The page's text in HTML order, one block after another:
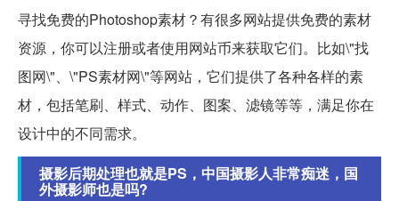
寻找免费的Photoshop素材？有很多网站提供免费的素材
资源，你可以注册或者使用网站币来获取它们。比如\"找
图网\"、\"PS素材网\"等网站，它们提供了各种各样的素
材，包括笔刷、样式、动作、图案、滤镜等等，满足你在
设计中的不同需求。
摄影后期处理也就是PS，中国摄影人非常痴迷，国
外摄影师也是吗?